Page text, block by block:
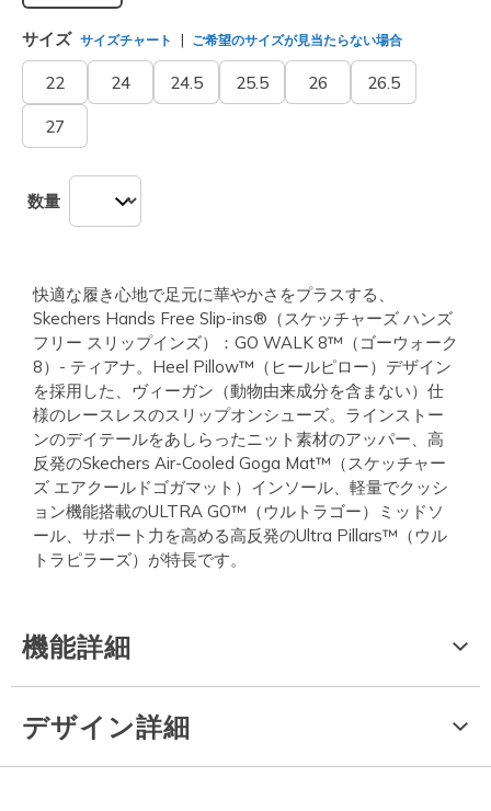
サイズ サイズチャート ご希望のサイズが見当たらない場合
22 24 24.5 25.5 26 26.5
27
数量
快適な履き心地で足元に華やかさをプラスする、
Skechers Hands Free Slip-ins®（スケッチャーズ ハンズ
フリー スリップインズ）：GO WALK 8™（ゴーウォーク
8）- ティアナ。Heel Pillow™（ヒールピロー）デザイン
を採用した、ヴィーガン（動物由来成分を含まない）仕
様のレースレスのスリップオンシューズ。ラインストー
ンのデイテールをあしらったニット素材のアッパー、高
反発のSkechers Air-Cooled Goga Mat™（スケッチャー
ズ エアクールドゴガマット）インソール、軽量でクッシ
ョン機能搭載のULTRA GO™（ウルトラゴー）ミッドソ
ール、サポート力を高める高反発のUltra Pillars™（ウル
トラピラーズ）が特長です。
機能詳細
デザイン詳細